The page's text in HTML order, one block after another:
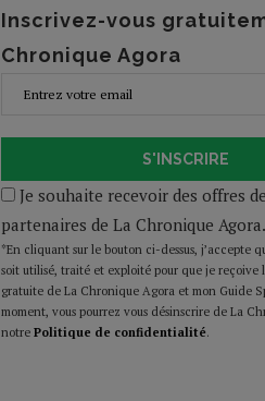
Inscrivez-vous
Chronique Agora
S'INSCRIRE
Je souhaite recevoir des offres
partenaires de La Chronique Agora.
*En cliquant sur le bouton ci-dessus, j’accepte
soit utilisé, traité et exploité pour que je reçoive
gratuite de La Chronique Agora et mon Guide
moment, vous pourrez vous désinscrire de La
notre Politique de confidentialité.